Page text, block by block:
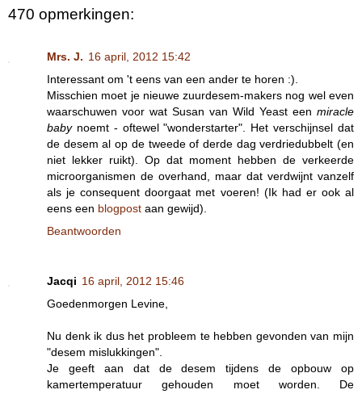
470 opmerkingen:
Mrs. J. 16 april, 2012 15:42
Interessant om 't eens van een ander te horen :).
Misschien moet je nieuwe zuurdesem-makers nog wel even
waarschuwen voor wat Susan van Wild Yeast een miracle
babynoemt - oftewel "wonderstarter". Het verschijnsel dat
de desem al op de tweede of derde dag verdriedubbelt (en
niet lekker ruikt). Op dat moment hebben de verkeerde
microorganismen de overhand, maar dat verdwijnt vanzelf
als je consequent doorgaat met voeren! (Ik had er ook al
eens een blogpost aan gewijd).
Beantwoorden
Jacqi 16 april, 2012 15:46
Goedenmorgen Levine,
Nu denk ik dus het probleem te hebben gevonden van mijn
"desem mislukkingen".
Je geeft aan dat de desem tijdens de opbouw op
kamertemperatuur gehouden moet worden. De